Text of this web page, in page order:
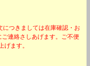
つきましては在庫確認・お
連絡さしあげます。ご不便
げます。